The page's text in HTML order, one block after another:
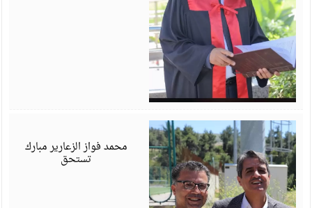
محمد فواز الزعارير مبارك
تستحق